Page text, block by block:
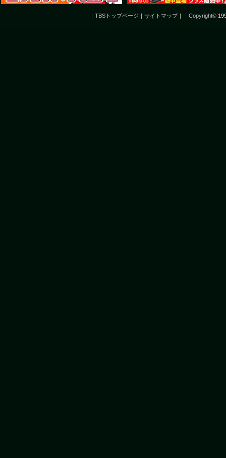
｜ TBSトップページ ｜ サイトマップ｜ Copyright©